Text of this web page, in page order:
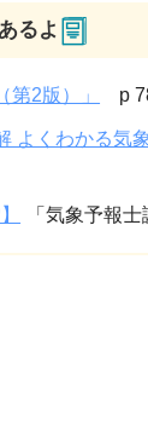
るよ
第2版）」 p
よくわかる気
「気象予報